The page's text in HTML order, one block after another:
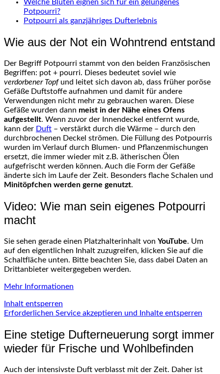
Welche Blüten eignen sich für ein gelungenes
Potpourri?
Potpourri als ganzjähriges Dufterlebnis
Wie aus der Not ein Wohntrend entstand
Der Begriff Potpourri stammt von den beiden Französischen
Begriffen: pot + pourri. Dieses bedeutet soviel wie
verdorbener Topfund leitet sich davon ab, dass früher poröse
Gefäße Duftstoffe aufnahmen und damit für andere
Verwendungen nicht mehr zu gebrauchen waren. Diese
Gefäße wurden dann meist in der Nähe eines Ofens
aufgestellt. Wenn zuvor der Innendeckel entfernt wurde,
kann der Duft – verstärkt durch die Wärme – durch den
durchbrochenen Deckel strömen. Die Füllung des Potpourris
wurden im Verlauf durch Blumen- und Pflanzenmischungen
ersetzt, die immer wieder mit z.B. ätherischen Ölen
aufgefrischt werden können. Auch die Form der Gefäße
änderte sich im Laufe der Zeit. Besonders flache Schalen und
Minitöpfchen werden gerne genutzt.
Video: Wie man sein eigenes Potpourri
macht
Sie sehen gerade einen Platzhalterinhalt von YouTube. Um
auf den eigentlichen Inhalt zuzugreifen, klicken Sie auf die
Schaltfläche unten. Bitte beachten Sie, dass dabei Daten an
Drittanbieter weitergegeben werden.
Mehr Informationen
Inhalt entsperren
Erforderlichen Service akzeptieren und Inhalte entsperren
Eine stetige Dufterneuerung sorgt immer
wieder für Frische und Wohlbefinden
Auch der intensivste Duft verblasst mit der Zeit. Daher ist